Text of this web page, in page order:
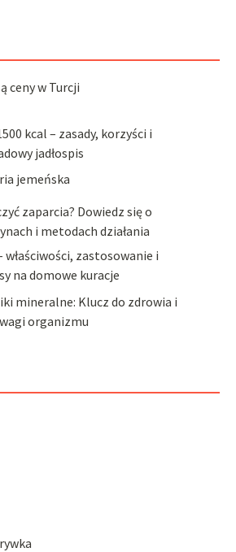
ceny w Turcji
kcal – zasady, korzyści i
jadłospis
jemeńska
zaparcia? Dowiedz się o
i metodach działania
właściwości, zastosowanie i
na domowe kuracje
mineralne: Klucz do zdrowia i
organizmu